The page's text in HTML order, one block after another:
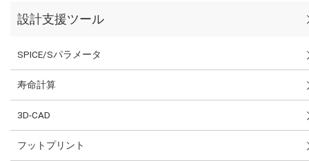
設計支援ツール
SPICE/Sパラメータ
寿命計算
3D-CAD
フットプリント